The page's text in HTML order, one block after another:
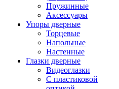
Пружинные
Аксессуары
Упоры дверные
Торцевые
Напольные
Настенные
Глазки дверные
Видеоглазки
С пластиковой